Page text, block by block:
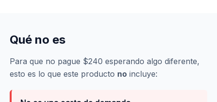
Qué no es
Para que no pague $240 esperando algo diferente,
esto es lo que este producto no incluye: